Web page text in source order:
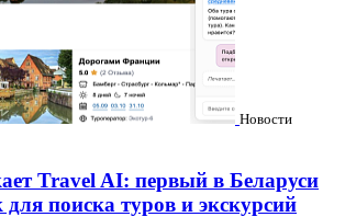
Новости
Travel AI: первый в Беларуси
поиска туров и экскурсий